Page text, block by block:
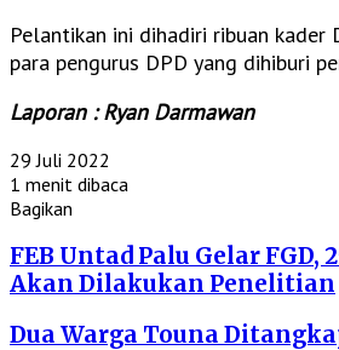
Pelantikan ini dihadiri ribuan kader
para pengurus DPD yang dihiburi
Laporan : Ryan Darmawan
29 Juli 2022
1 menit dibaca
Bagikan
via
Email
FEB Untad Palu Gelar FGD,
Akan Dilakukan Penelitian
Dua Warga Touna